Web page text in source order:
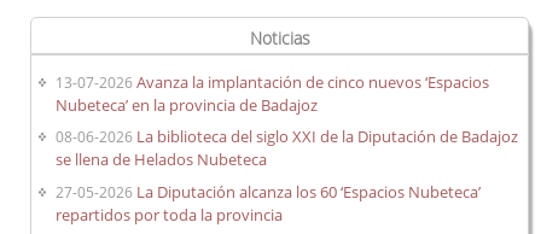
Noticias
13-07-2026 Avanza la implantación de cinco nuevos ‘Espacios
Nubeteca’ en la provincia de Badajoz
08-06-2026 La biblioteca del siglo XXI de la Diputación de Badajoz
se llena de Helados Nubeteca
27-05-2026 La Diputación alcanza los 60 ‘Espacios Nubeteca’
repartidos por toda la provincia